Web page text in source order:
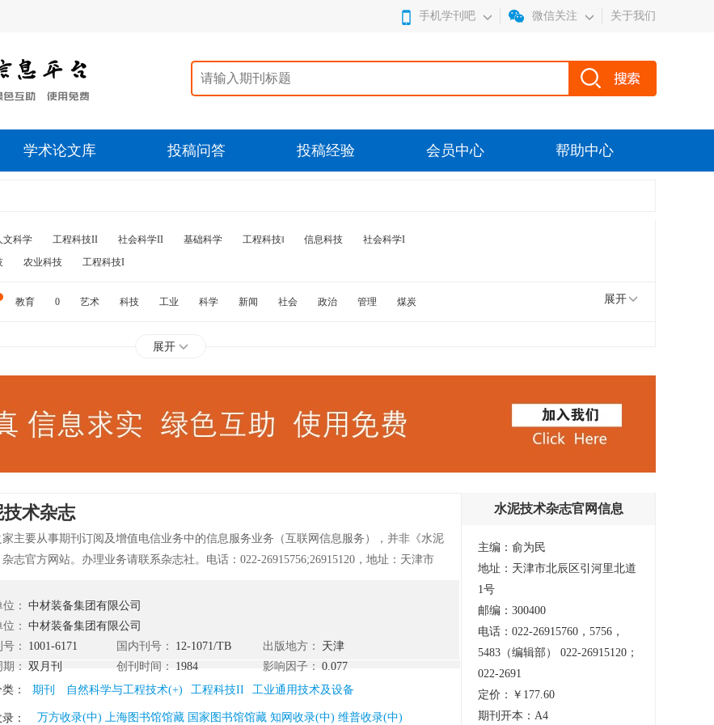
手机学刊吧 微信关注 关于我们
学术论文库 投稿问答 投稿经验 会员中心 帮助中心
文科学 工程科技II 社会科学II 基础科学 工程科技‖ 信息科技
社会科学I
农业科技 工程科技I
教育 0 艺术 科技 工业 科学 新闻 社会 政治 管理
煤炭
展开
展开
术杂志
主要从事期刊订阅及增值电信业务中的信息服务业务（互联网信息服务），并非《水泥
志官方网站。办理业务请联系杂志社。电话：022-26915756;26915120，地址：天津市
院主管主办，2016年变更为由中材装备集团有限公司主管主办，其面向国内外公开发行，
优秀科技期刊、中国科技核心期刊单位。 《水泥技术》立足跟踪国内外水泥工业新技
成果、新装备的最新发展动态及成果，全面关注设计、科研和生产一线的前沿课题与应用
内容丰富，覆盖面广，面向国内外各类型水泥厂、水泥装备厂、设计科研机构、大专院校
关企业和机构的广大读者。《水泥技术》中的文章已被中国知网、重庆维普、北京超星、
：
中材装备集团有限公司
：
中材装备集团有限公司
：
1001-6171 国内刊号： 12-1071/TB 出版地方：
天津
：
双月刊 创刊时间： 1984 影响因子：
0.077
：
期刊 自然科学与工程技术(+) 工程科技II 工业通用技术及设备
： 万方收录(中) 上海图书馆馆藏 国家图书馆馆藏 知网收录(中) 维普收录(中)
水泥技术杂志官网信息
主编：俞为民
地址：天津市北辰区引河里北道
1号
邮编：300400
电话：022-26915760，5756，
5483（编辑部） 022-26915120；
022-2691
定价：￥177.60
期刊开本：A4